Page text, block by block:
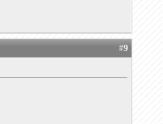
#9